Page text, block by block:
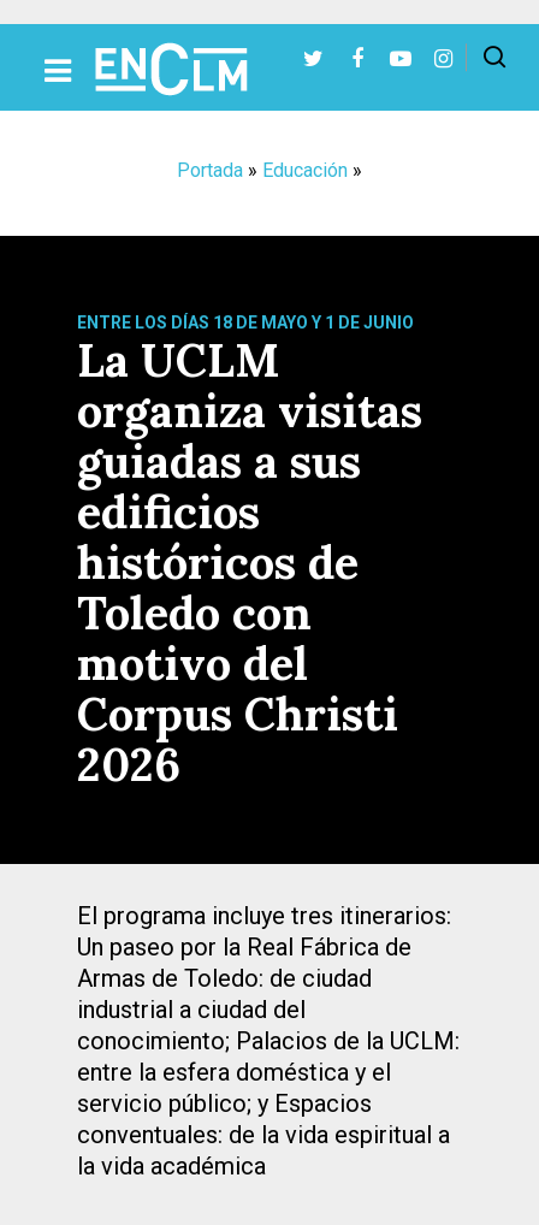
Portada » Educación »
ENTRE LOS DÍAS 18 DE MAYO Y 1 DE JUNIO
La UCLM
organiza visitas
guiadas a sus
edificios
históricos de
Toledo con
motivo del
Corpus Christi
2026
El programa incluye tres itinerarios:
Un paseo por la Real Fábrica de
Armas de Toledo: de ciudad
industrial a ciudad del
conocimiento; Palacios de la UCLM:
entre la esfera doméstica y el
servicio público; y Espacios
conventuales: de la vida espiritual a
la vida académica